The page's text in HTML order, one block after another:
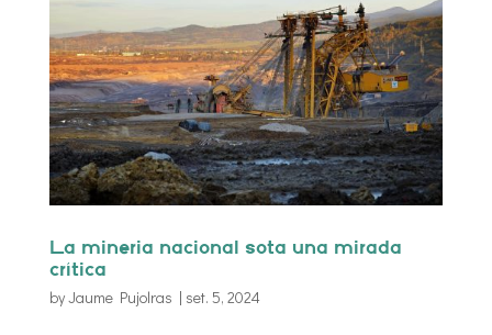
La mineria nacional sota una mirada
crítica
byJaume Pujolras | set. 5, 2024